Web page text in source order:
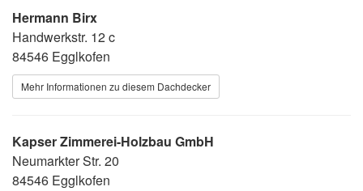
Hermann Birx
Handwerkstr. 12 c
84546 Egglkofen
Mehr Informationen zu diesem Dachdecker
Kapser Zimmerei-Holzbau GmbH
Neumarkter Str. 20
84546 Egglkofen